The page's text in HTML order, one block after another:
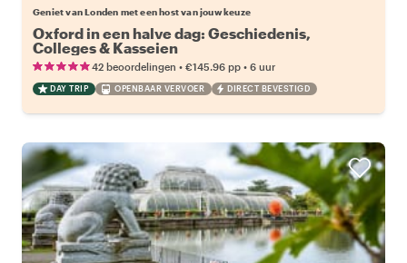
Geniet van Londen met een host van jouw keuze
Oxford in een halve dag: Geschiedenis,
Colleges & Kasseien
42 beoordelingen • €145.96 pp • 6 uur
DAY TRIP OPENBAAR VERVOER DIRECT BEVESTIGD